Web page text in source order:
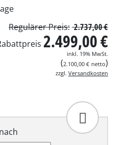
Regulärer Preis: 2.737,00 €
netto
2.100,00 €
inkl. 19% MwSt.
2.499,00 €
zzgl. Versandkosten